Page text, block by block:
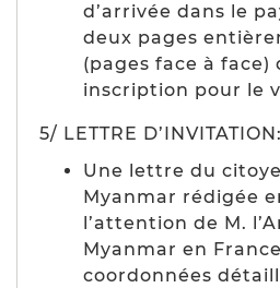
d’arrivée dans le
deux pages
(pages face à face)
inscription pour le
5/ LETTRE D’INVITATION:
Une lettre du
Myanmar rédigée
l’attention de M.
Myanmar en
coordonnées